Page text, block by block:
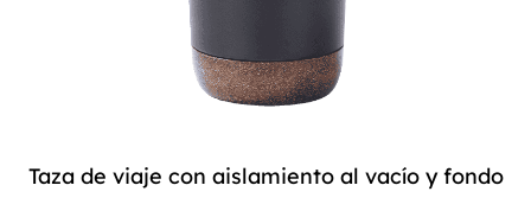
Taza de viaje con aislamiento al vacío y fondo